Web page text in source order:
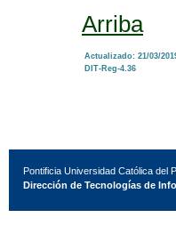
Arriba
Actualizado: 21/03/
DIT-Reg-4.36
Pontificia Universidad Católica del
Dirección de Tecnologías de